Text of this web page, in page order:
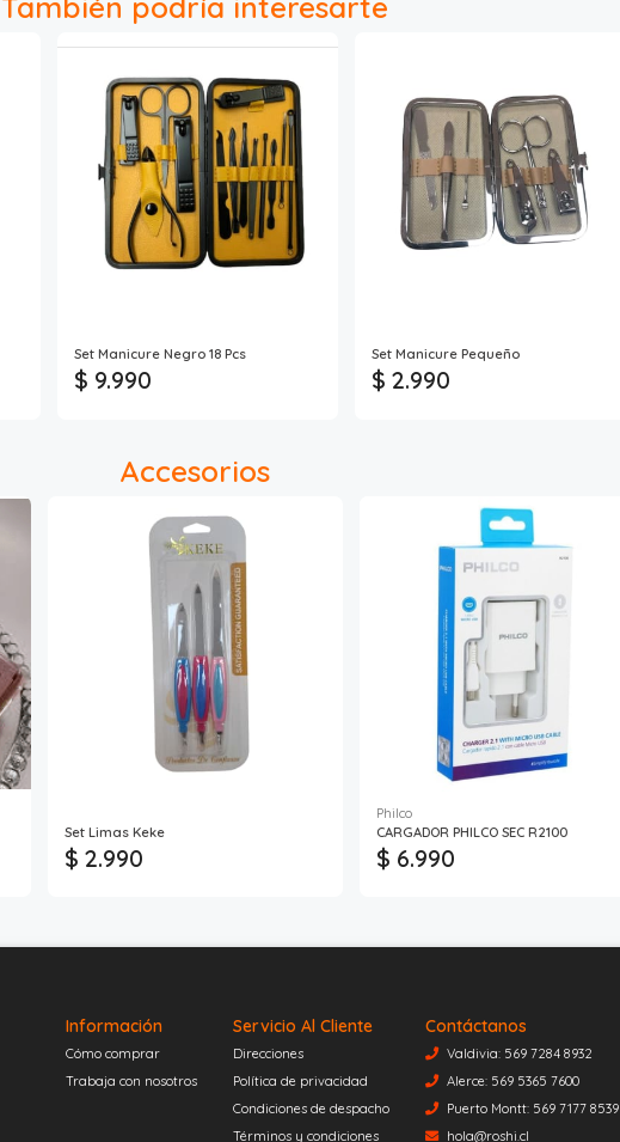
Set Manicure Negro 18 Pcs
$ 9.990
Set Manicure Pequeño
$ 2.990
Accesorios
Set Limas Keke
$ 2.990
Philco
CARGADOR PHILCO SEC R2100
$ 6.990
Información
Cómo comprar
Trabaja con nosotros
Servicio Al Cliente
Direcciones
Política de privacidad
Condiciones de despacho
Términos y condiciones
Contáctanos
Valdivia: 569 7284 8932
Alerce: 569 5365 7600
Puerto Montt: 569 7177 8539
hola@roshi.cl